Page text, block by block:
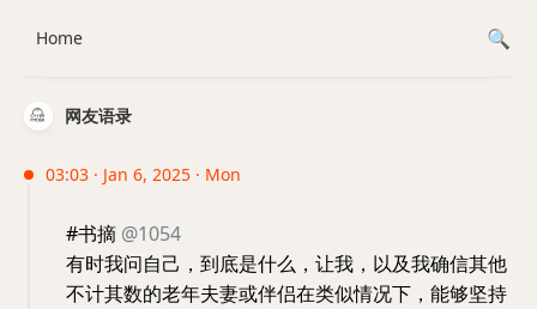
网友语录
03:03 · Jan 6, 2025 · Mon
#书摘 @1054
有时我问自己，到底是什么，让我，以及我确信其他
不计其数的老年夫妻或伴侣在类似情况下，能够坚持
Home